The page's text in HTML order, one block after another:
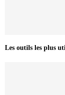
Les outils les plus